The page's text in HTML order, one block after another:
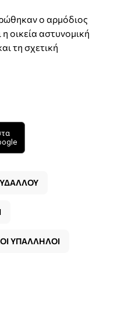
ο αρμόδιος
οικεία αστυνομική
τη σχετική
ΥΠΑΛΛΗΛΟΙ